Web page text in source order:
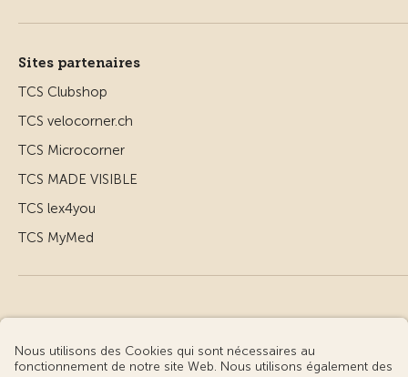
Sites partenaires
TCS Clubshop
TCS velocorner.ch
TCS Microcorner
TCS MADE VISIBLE
TCS lex4you
TCS MyMed